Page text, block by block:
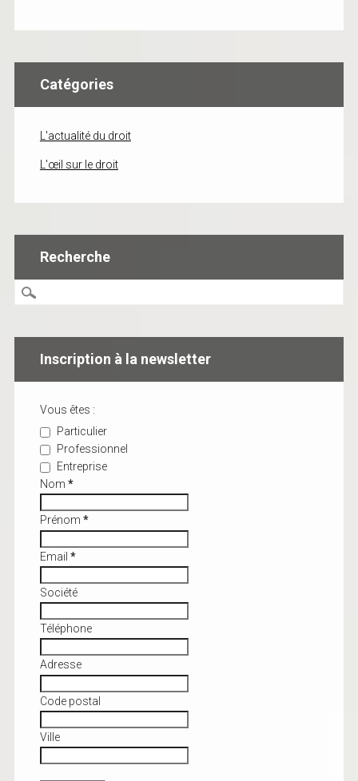
Catégories
L'actualité du droit
L'œil sur le droit
Recherche
Inscription à la newsletter
Vous êtes :
Particulier
Professionnel
Entreprise
Nom *
Prénom *
Email *
Société
Téléphone
Adresse
Code postal
Ville